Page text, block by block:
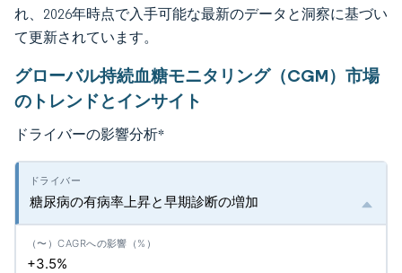
れ、2026年時点で入手可能な最新のデータと洞察に基づい
て更新されています。
グローバル持続血糖モニタリング（CGM）市場
のトレンドとインサイト
ドライバーの影響分析*
糖尿病の有病率上昇と早期診断の増加
+3.5%